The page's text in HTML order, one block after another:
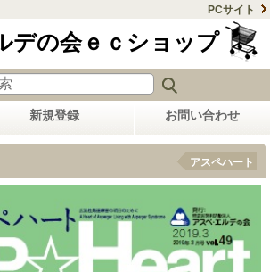
PCサイト
デの会ｅｃショップ
新規登録 お問い合わせ
アスペハート